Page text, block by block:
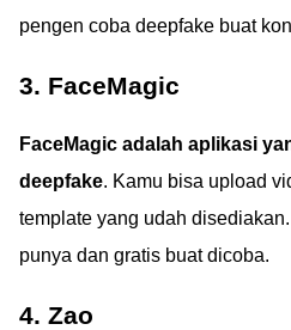
pengen coba deepfake buat
3. FaceMagic
FaceMagic adalah aplikasi
deepfake. Kamu bisa upload
template yang udah
punya dan gratis buat dicoba.
4. Zao